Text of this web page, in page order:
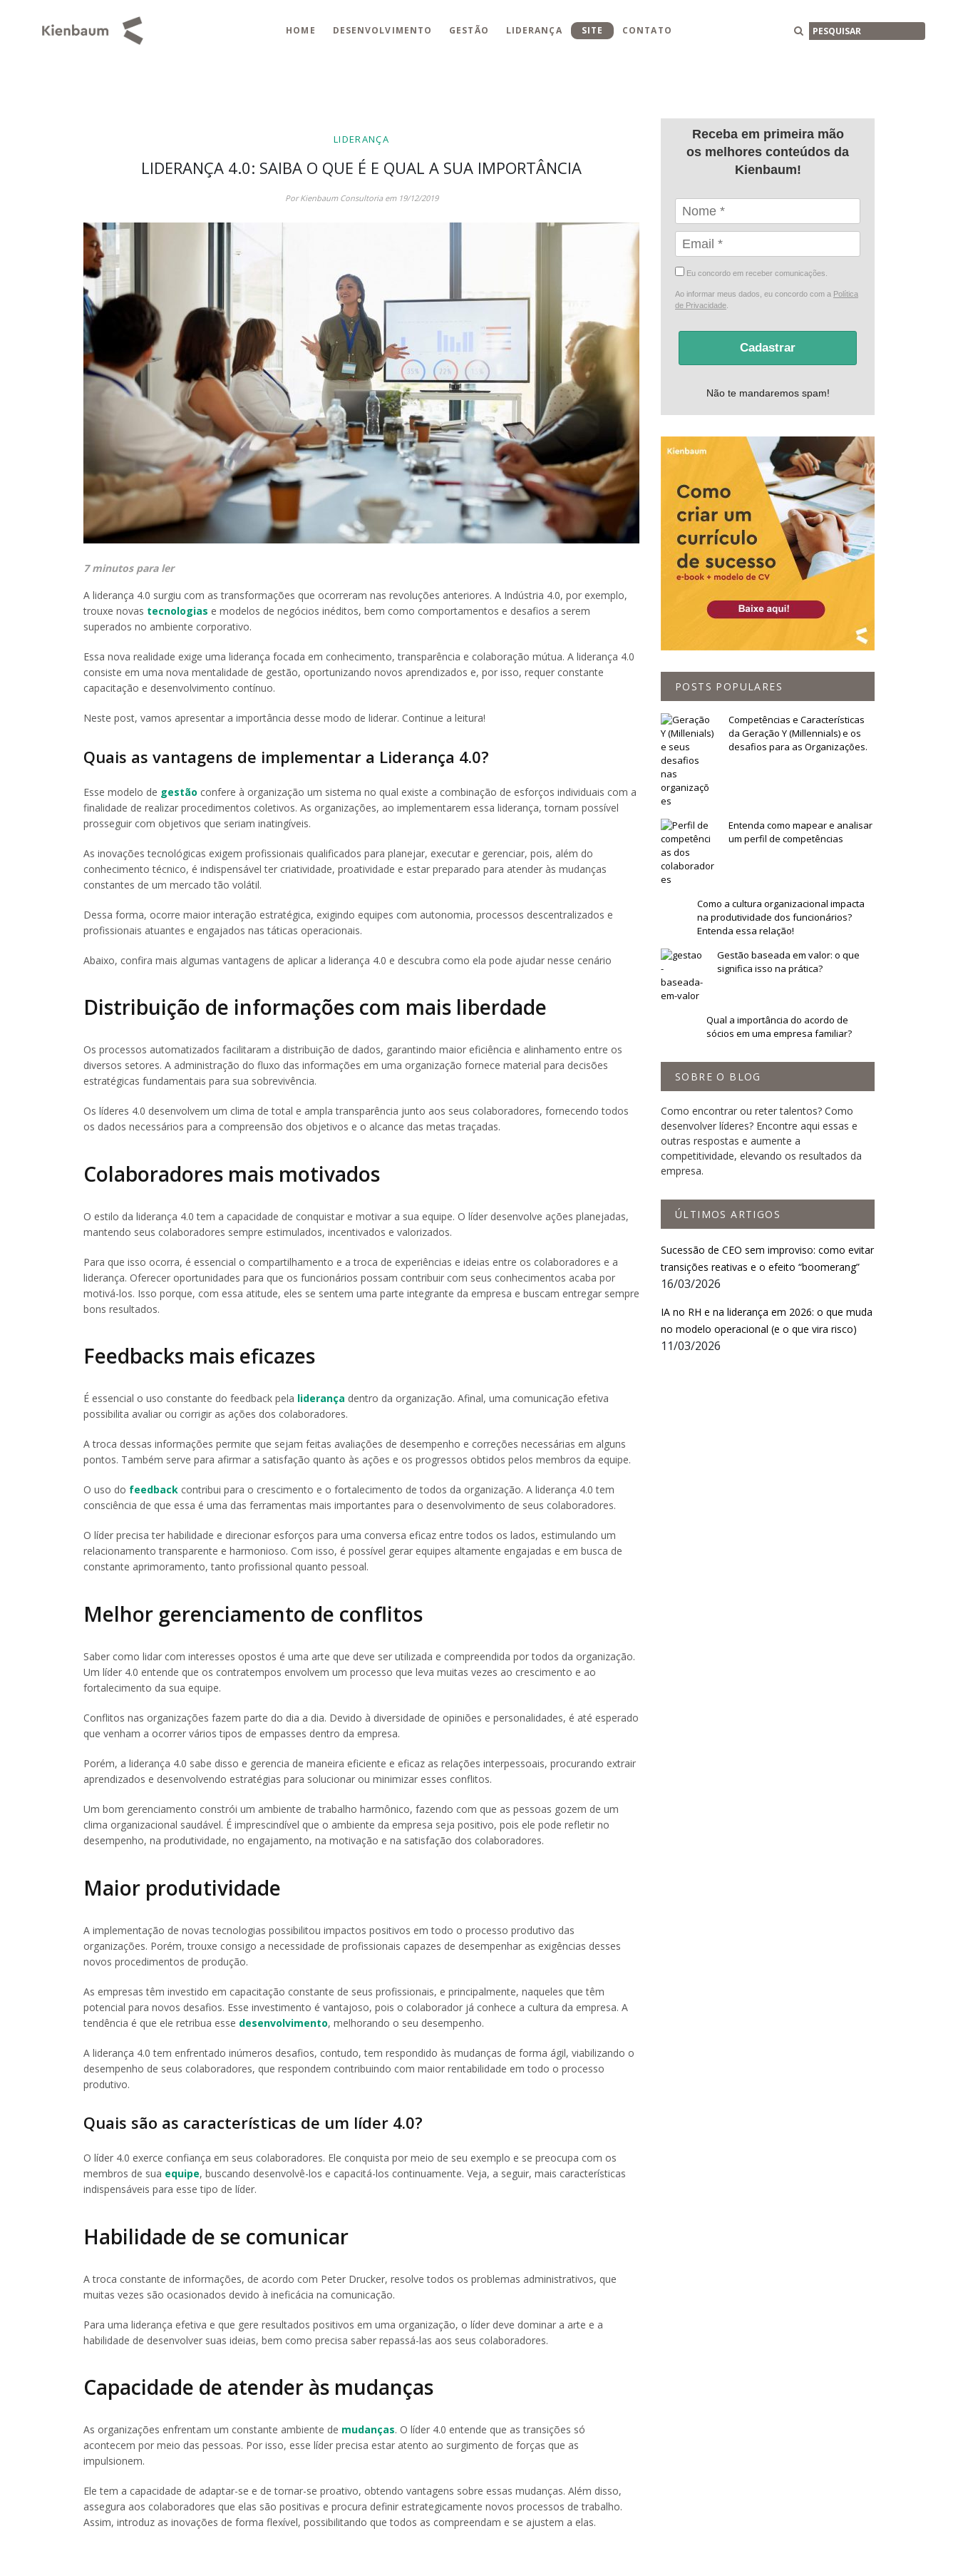
HOME DESENVOLVIMENTO GESTÃO LIDERANÇA SITE CONTATO
LIDERANÇA
LIDERANÇA 4.0: SAIBA O QUE É E QUAL A SUA IMPORTÂNCIA
Por Kienbaum Consultoria em 19/12/2019
7 minutos para ler
A liderança 4.0 surgiu com as transformações que ocorreram nas revoluções anteriores. A Indústria 4.0, por exemplo,
trouxe novas tecnologias e modelos de negócios inéditos, bem como comportamentos e desafios a serem
superados no ambiente corporativo.
Essa nova realidade exige uma liderança focada em conhecimento, transparência e colaboração mútua. A liderança 4.0
consiste em uma nova mentalidade de gestão, oportunizando novos aprendizados e, por isso, requer constante
capacitação e desenvolvimento contínuo.
Neste post, vamos apresentar a importância desse modo de liderar. Continue a leitura!
Quais as vantagens de implementar a Liderança 4.0?
Esse modelo de gestão confere à organização um sistema no qual existe a combinação de esforços individuais com a
finalidade de realizar procedimentos coletivos. As organizações, ao implementarem essa liderança, tornam possível
prosseguir com objetivos que seriam inatingíveis.
As inovações tecnológicas exigem profissionais qualificados para planejar, executar e gerenciar, pois, além do
conhecimento técnico, é indispensável ter criatividade, proatividade e estar preparado para atender às mudanças
constantes de um mercado tão volátil.
Dessa forma, ocorre maior interação estratégica, exigindo equipes com autonomia, processos descentralizados e
profissionais atuantes e engajados nas táticas operacionais.
Abaixo, confira mais algumas vantagens de aplicar a liderança 4.0 e descubra como ela pode ajudar nesse cenário
Distribuição de informações com mais liberdade
Os processos automatizados facilitaram a distribuição de dados, garantindo maior eficiência e alinhamento entre os
diversos setores. A administração do fluxo das informações em uma organização fornece material para decisões
estratégicas fundamentais para sua sobrevivência.
Os líderes 4.0 desenvolvem um clima de total e ampla transparência junto aos seus colaboradores, fornecendo todos
os dados necessários para a compreensão dos objetivos e o alcance das metas traçadas.
Colaboradores mais motivados
O estilo da liderança 4.0 tem a capacidade de conquistar e motivar a sua equipe. O líder desenvolve ações planejadas,
mantendo seus colaboradores sempre estimulados, incentivados e valorizados.
Para que isso ocorra, é essencial o compartilhamento e a troca de experiências e ideias entre os colaboradores e a
liderança. Oferecer oportunidades para que os funcionários possam contribuir com seus conhecimentos acaba por
motivá-los. Isso porque, com essa atitude, eles se sentem uma parte integrante da empresa e buscam entregar sempre
bons resultados.
Feedbacks mais eficazes
É essencial o uso constante do feedback pela liderança dentro da organização. Afinal, uma comunicação efetiva
possibilita avaliar ou corrigir as ações dos colaboradores.
A troca dessas informações permite que sejam feitas avaliações de desempenho e correções necessárias em alguns
pontos. Também serve para afirmar a satisfação quanto às ações e os progressos obtidos pelos membros da equipe.
O uso do feedback contribui para o crescimento e o fortalecimento de todos da organização. A liderança 4.0 tem
consciência de que essa é uma das ferramentas mais importantes para o desenvolvimento de seus colaboradores.
O líder precisa ter habilidade e direcionar esforços para uma conversa eficaz entre todos os lados, estimulando um
relacionamento transparente e harmonioso. Com isso, é possível gerar equipes altamente engajadas e em busca de
constante aprimoramento, tanto profissional quanto pessoal.
Melhor gerenciamento de conflitos
Saber como lidar com interesses opostos é uma arte que deve ser utilizada e compreendida por todos da organização.
Um líder 4.0 entende que os contratempos envolvem um processo que leva muitas vezes ao crescimento e ao
fortalecimento da sua equipe.
Conflitos nas organizações fazem parte do dia a dia. Devido à diversidade de opiniões e personalidades, é até esperado
que venham a ocorrer vários tipos de empasses dentro da empresa.
Porém, a liderança 4.0 sabe disso e gerencia de maneira eficiente e eficaz as relações interpessoais, procurando extrair
aprendizados e desenvolvendo estratégias para solucionar ou minimizar esses conflitos.
Um bom gerenciamento constrói um ambiente de trabalho harmônico, fazendo com que as pessoas gozem de um
clima organizacional saudável. É imprescindível que o ambiente da empresa seja positivo, pois ele pode refletir no
desempenho, na produtividade, no engajamento, na motivação e na satisfação dos colaboradores.
Maior produtividade
A implementação de novas tecnologias possibilitou impactos positivos em todo o processo produtivo das
organizações. Porém, trouxe consigo a necessidade de profissionais capazes de desempenhar as exigências desses
novos procedimentos de produção.
As empresas têm investido em capacitação constante de seus profissionais, e principalmente, naqueles que têm
potencial para novos desafios. Esse investimento é vantajoso, pois o colaborador já conhece a cultura da empresa. A
tendência é que ele retribua esse desenvolvimento, melhorando o seu desempenho.
A liderança 4.0 tem enfrentado inúmeros desafios, contudo, tem respondido às mudanças de forma ágil, viabilizando o
desempenho de seus colaboradores, que respondem contribuindo com maior rentabilidade em todo o processo
produtivo.
Quais são as características de um líder 4.0?
O líder 4.0 exerce confiança em seus colaboradores. Ele conquista por meio de seu exemplo e se preocupa com os
membros de sua equipe, buscando desenvolvê-los e capacitá-los continuamente. Veja, a seguir, mais características
indispensáveis para esse tipo de líder.
Habilidade de se comunicar
A troca constante de informações, de acordo com Peter Drucker, resolve todos os problemas administrativos, que
muitas vezes são ocasionados devido à ineficácia na comunicação.
Para uma liderança efetiva e que gere resultados positivos em uma organização, o líder deve dominar a arte e a
habilidade de desenvolver suas ideias, bem como precisa saber repassá-las aos seus colaboradores.
Capacidade de atender às mudanças
As organizações enfrentam um constante ambiente de mudanças. O líder 4.0 entende que as transições só
acontecem por meio das pessoas. Por isso, esse líder precisa estar atento ao surgimento de forças que as
impulsionem.
Ele tem a capacidade de adaptar-se e de tornar-se proativo, obtendo vantagens sobre essas mudanças. Além disso,
assegura aos colaboradores que elas são positivas e procura definir estrategicamente novos processos de trabalho.
Assim, introduz as inovações de forma flexível, possibilitando que todos as compreendam e se ajustem a elas.
Receba em primeira mão
os melhores conteúdos da
Kienbaum!
Eu concordo em receber comunicações.
Ao informar meus dados, eu concordo com a Política
de Privacidade
Cadastrar
Não te mandaremos spam!
POSTS POPULARES
Competências e Características
da Geração Y (Millennials) e os
desafios para as Organizações.
Entenda como mapear e analisar
um perfil de competências
Como a cultura organizacional impacta
na produtividade dos funcionários?
Entenda essa relação!
Gestão baseada em valor: o que
significa isso na prática?
Qual a importância do acordo de
sócios em uma empresa familiar?
SOBRE O BLOG
Como encontrar ou reter talentos? Como
desenvolver líderes? Encontre aqui essas e
outras respostas e aumente a
competitividade, elevando os resultados da
empresa.
ÚLTIMOS ARTIGOS
Sucessão de CEO sem improviso: como evitar
transições reativas e o efeito “boomerang”
16/03/2026
IA no RH e na liderança em 2026: o que muda
no modelo operacional (e o que vira risco)
11/03/2026